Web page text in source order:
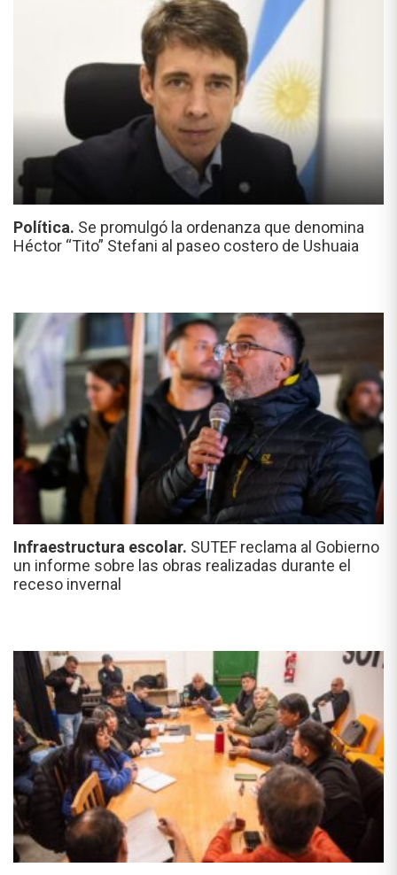
Política. Se promulgó la ordenanza que denomina
Héctor “Tito” Stefani al paseo costero de Ushuaia
Infraestructura escolar. SUTEF reclama al Gobierno
un informe sobre las obras realizadas durante el
receso invernal